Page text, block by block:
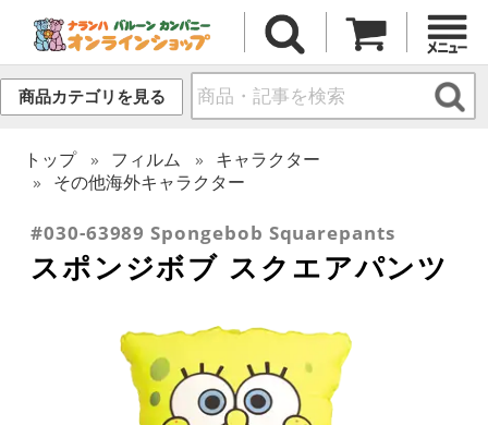
商品カテゴリを見る
トップ フィルム
キャラクター
その他海外キャラクター
#030-63989 Spongebob Squarepants
スポンジボブ スクエアパンツ